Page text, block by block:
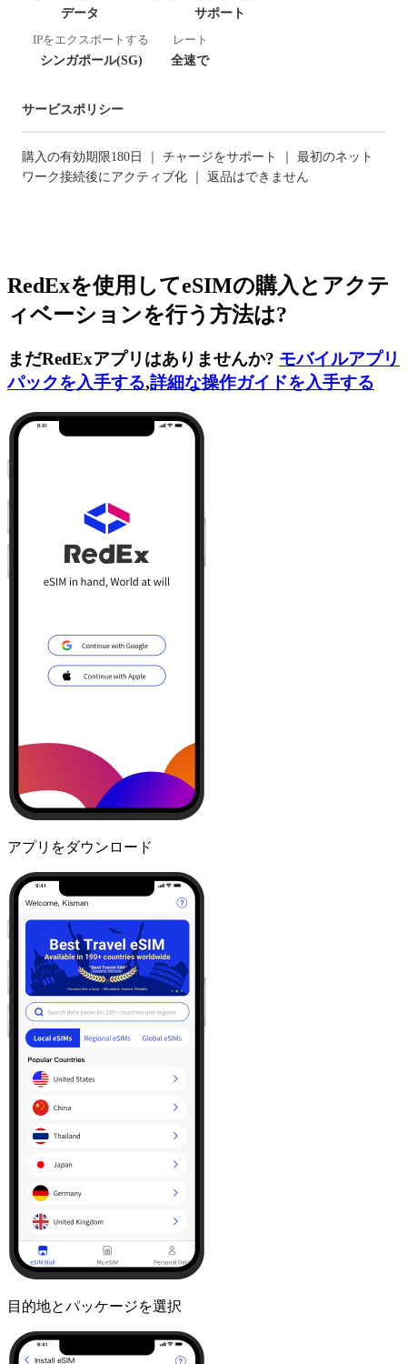
データ
サポート
IPをエクスポートする
シンガポール(SG)
レート
全速で
サービスポリシー
購入の有効期限180日 ｜ チャージをサポート ｜ 最初のネット
ワーク接続後にアクティブ化 ｜ 返品はできません
RedExを使用してeSIMの購入とアクテ
ィベーションを行う方法は?
まだRedExアプリはありませんか? モバイルアプリ
パックを入手する,詳細な操作ガイドを入手する
アプリをダウンロード
目的地とパッケージを選択